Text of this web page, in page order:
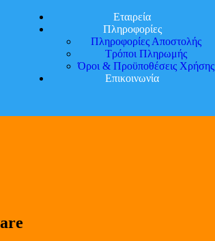
Εταιρεία
Πληροφορίες
Πληροφορίες Αποστολής
Τρόποι Πληρωμής
Όροι & Προϋποθέσεις Χρήσης
Επικοινωνία